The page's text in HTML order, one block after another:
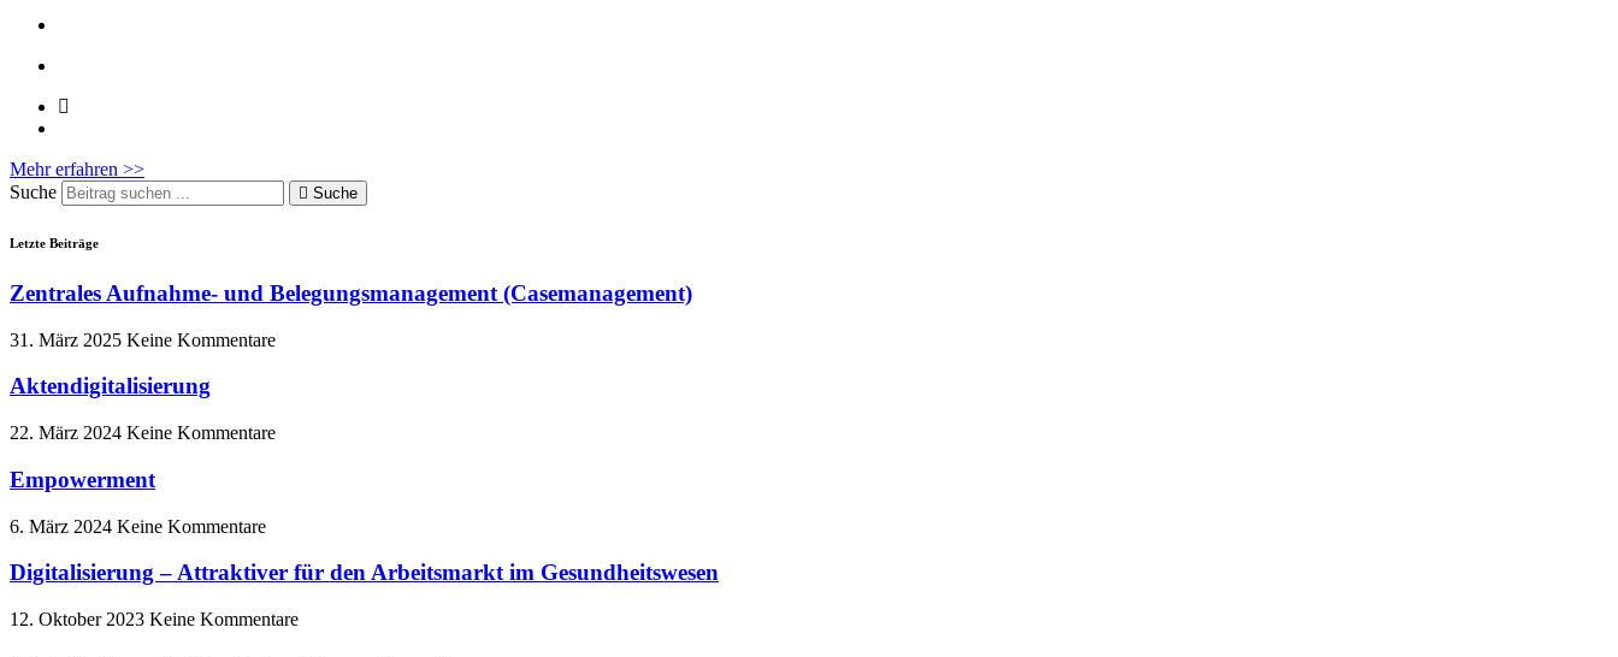
Mehr erfahren >>
Suche
Suche
Letzte Beiträge
Zentrales Aufnahme- und Belegungsmanagement (Casemanagement)
31. März 2025 Keine Kommentare
Aktendigitalisierung
22. März 2024 Keine Kommentare
Empowerment
6. März 2024 Keine Kommentare
Digitalisierung – Attraktiver für den Arbeitsmarkt im Gesundheitswesen
12. Oktober 2023 Keine Kommentare